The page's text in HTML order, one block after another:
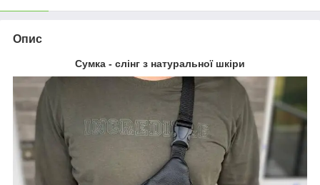
Опис
Сумка - слінг з натуральної шкіри